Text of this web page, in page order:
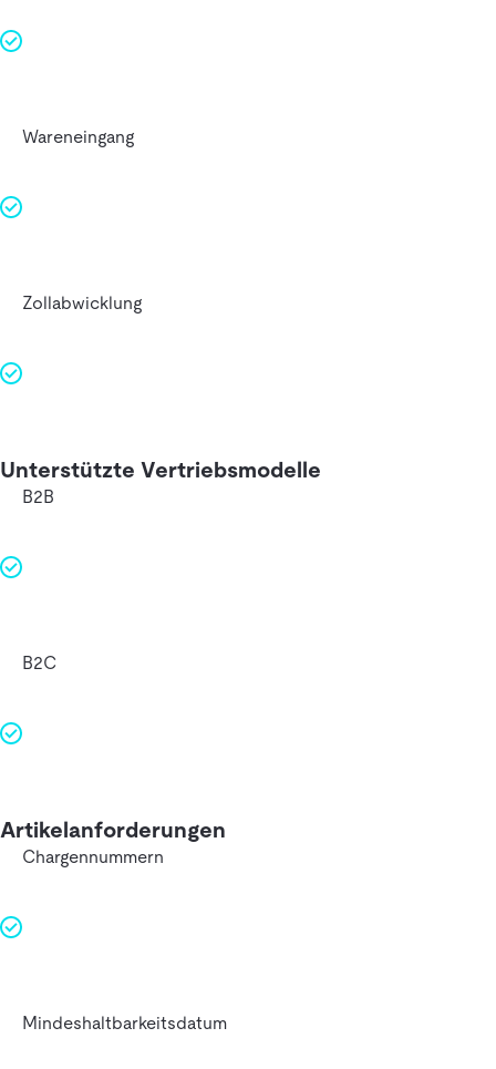
Wareneingang
Zollabwicklung
Unterstützte Vertriebsmodelle
B2B
B2C
Artikelanforderungen
Chargennummern
Mindeshaltbarkeitsdatum